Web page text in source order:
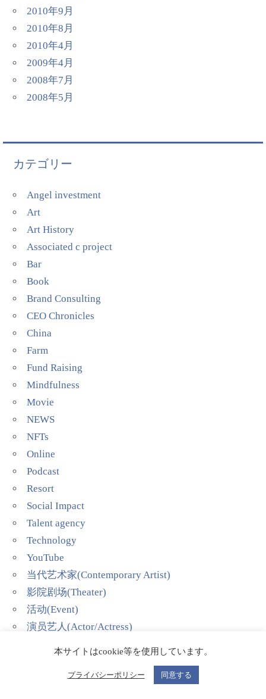
2010年9月
2010年8月
2010年4月
2009年4月
2008年7月
2008年5月
カテゴリー
Angel investment
Art
Art History
Associated c project
Bar
Book
Brand Consulting
CEO Chronicles
China
Farm
Fund Raising
Mindfulness
Movie
NEWS
NFTs
Online
Podcast
Resort
Social Impact
Talent agency
Technology
YouTube
当代艺术家(Contemporary Artist)
影院剧场(Theater)
活动(Event)
演员艺人(Actor/Actress)
本サイトはcookie等を使用しています。
プライバシーポリシー 同意する